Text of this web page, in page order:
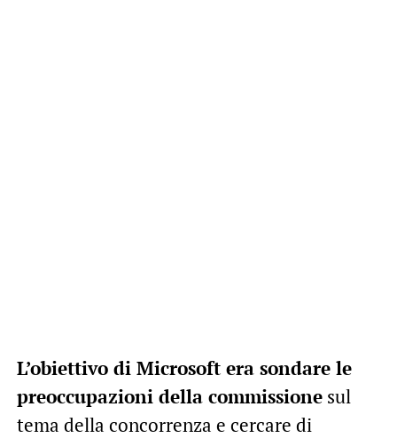
L’obiettivo di Microsoft era sondare le
preoccupazioni della commissionesul
tema della concorrenza e cercare di